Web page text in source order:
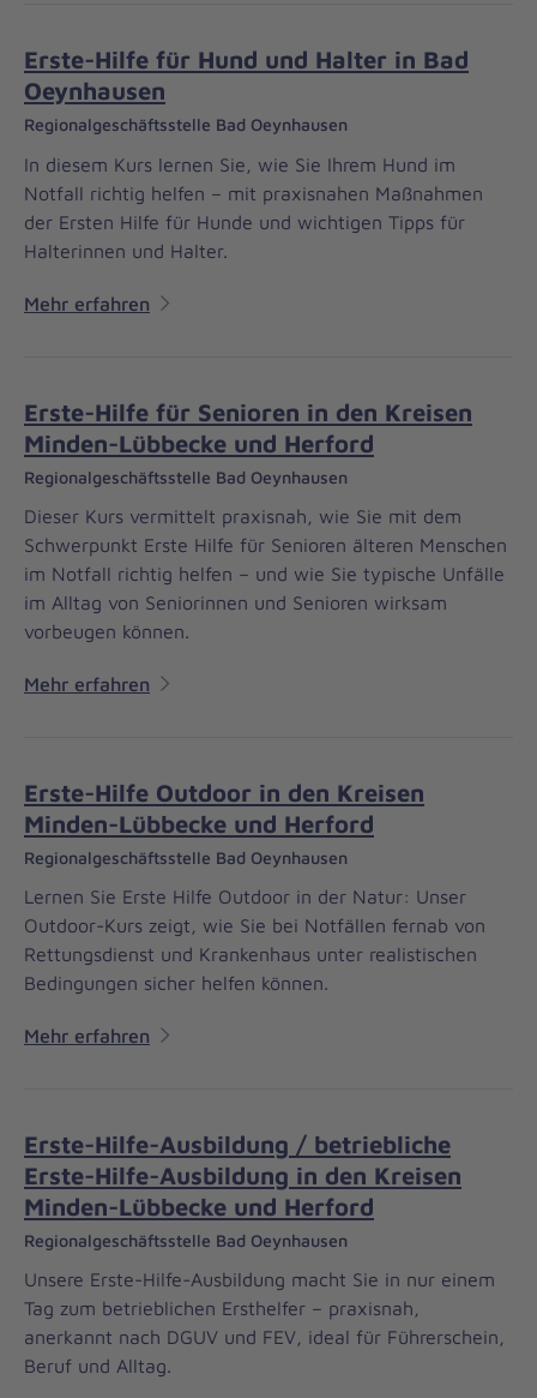
Erste-Hilfe für Hund und Halter in Bad
Oeynhausen
Regionalgeschäftsstelle Bad Oeynhausen
In diesem Kurs lernen Sie, wie Sie Ihrem Hund im
Notfall richtig helfen – mit praxisnahen Maßnahmen
der Ersten Hilfe für Hunde und wichtigen Tipps für
Halterinnen und Halter.
Mehr erfahren
Erste-Hilfe für Senioren in den Kreisen
Minden-Lübbecke und Herford
Regionalgeschäftsstelle Bad Oeynhausen
Dieser Kurs vermittelt praxisnah, wie Sie mit dem
Schwerpunkt Erste Hilfe für Senioren älteren Menschen
im Notfall richtig helfen – und wie Sie typische Unfälle
im Alltag von Seniorinnen und Senioren wirksam
vorbeugen können.
Mehr erfahren
Erste-Hilfe Outdoor in den Kreisen
Minden-Lübbecke und Herford
Regionalgeschäftsstelle Bad Oeynhausen
Lernen Sie Erste Hilfe Outdoor in der Natur: Unser
Outdoor-Kurs zeigt, wie Sie bei Notfällen fernab von
Rettungsdienst und Krankenhaus unter realistischen
Bedingungen sicher helfen können.
Mehr erfahren
Erste-Hilfe-Ausbildung / betriebliche
Erste-Hilfe-Ausbildung in den Kreisen
Minden-Lübbecke und Herford
Regionalgeschäftsstelle Bad Oeynhausen
Unsere Erste-Hilfe-Ausbildung macht Sie in nur einem
Tag zum betrieblichen Ersthelfer – praxisnah,
anerkannt nach DGUV und FEV, ideal für Führerschein,
Beruf und Alltag.